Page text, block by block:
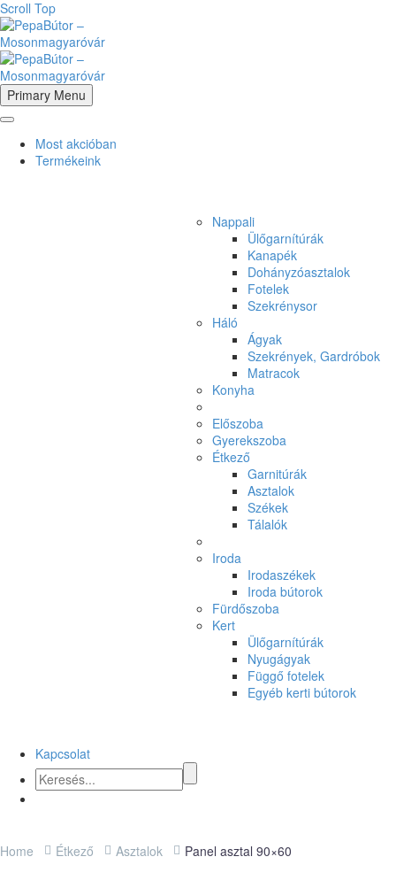
Scroll Top
Primary Menu
Most akcióban
Termékeink
Nappali
Ülőgarnítúrák
Kanapék
Dohányzóasztalok
Fotelek
Szekrénysor
Háló
Ágyak
Szekrények, Gardróbok
Matracok
Konyha
Előszoba
Gyerekszoba
Étkező
Garnitúrák
Asztalok
Székek
Tálalók
Iroda
Irodaszékek
Iroda bútorok
Fürdőszoba
Kert
Ülőgarnítúrák
Nyugágyak
Függő fotelek
Egyéb kerti bútorok
Kapcsolat
Home Étkező Asztalok Panel asztal 90×60